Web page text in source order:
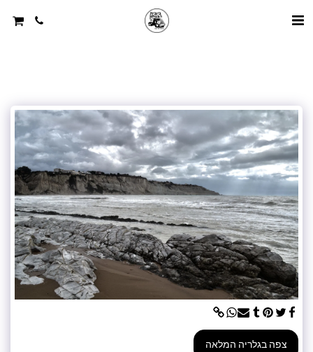
צפה בגלריה המלאה